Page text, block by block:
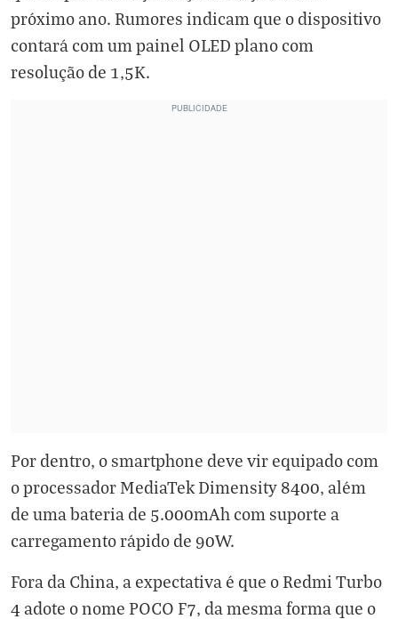
próximo ano. Rumores indicam que o dispositivo
contará com um painel OLED plano com
resolução de 1,5K.
Por dentro, o smartphone deve vir equipado com
o processador MediaTek Dimensity 8400, além
de uma bateria de 5.000mAh com suporte a
carregamento rápido de 90W.
Fora da China, a expectativa é que o Redmi Turbo
4 adote o nome POCO F7, da mesma forma que o